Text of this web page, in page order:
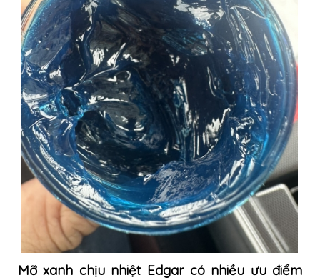
Mỡ xanh chịu nhiệt Edgar có nhiều ưu điểm